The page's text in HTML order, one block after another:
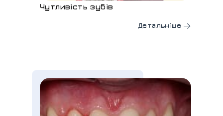
Чутливість зубів
Детальніше